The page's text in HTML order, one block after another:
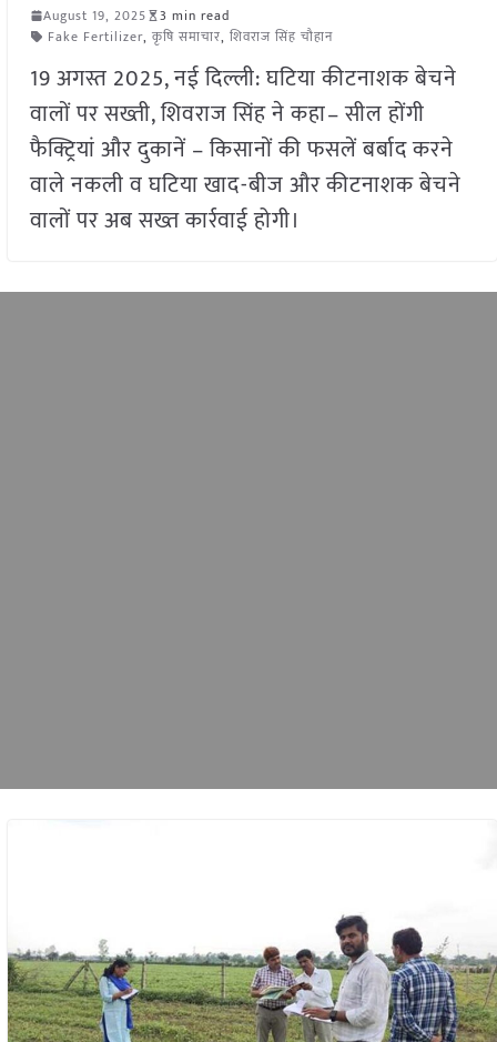
August 19, 2025
3 min read
Fake Fertilizer, कृषि समाचार, शिवराज सिंह चौहान
19 अगस्त 2025, नई दिल्ली: घटिया कीटनाशक बेचने
वालों पर सख्ती, शिवराज सिंह ने कहा– सील होंगी
फैक्ट्रियां और दुकानें – किसानों की फसलें बर्बाद करने
वाले नकली व घटिया खाद-बीज और कीटनाशक बेचने
वालों पर अब सख्त कार्रवाई होगी।